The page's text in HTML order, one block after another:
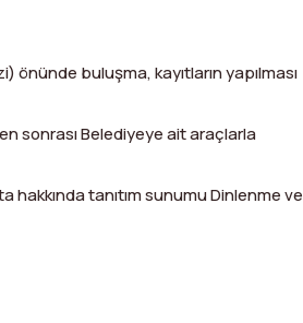
önünde buluşma, kayıtların yapılması
sonrası Belediyeye ait araçlarla
hakkında tanıtım sunumu Dinlenme ve